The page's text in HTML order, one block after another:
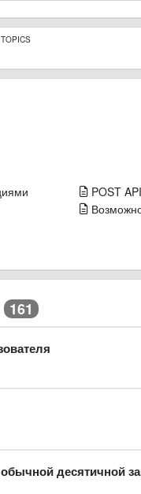
POST API
161
десятичной